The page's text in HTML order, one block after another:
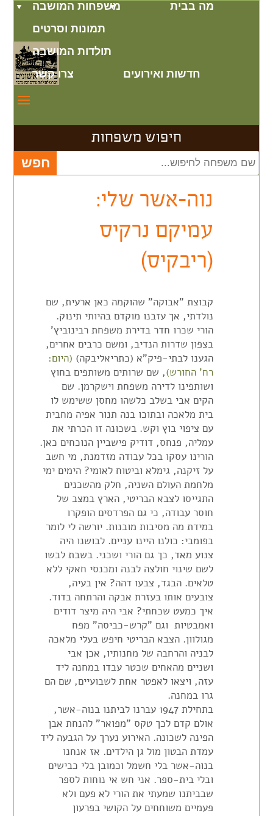
מה בבית
משפחות המושבה
תמונות וסרטים
תולדות המושבה
חדשות ואירועים
צרו קשר
חיפוש משפחות
נוה-אשר שלי:
עמיקם נרקיס
(ריבקיס)
קבוצת "אבוקה" שהוקמה כאן ארעית, שם
נולדתי, אך עזבנו מוקדם בהיותי תינוק.
הורי שכרו חדר בדירת משפחת רבינוביץ'
בצפון שדרות הנדיב, ומשם כרבים אחרים,
הגענו לבתי-פיק"א (כתריאליבקה) (היום:
רח' החורש), שם שרותים משותפים בחוץ
ושותפינו לדירה משפחת וישקרמן. שם
הקים אבי בשלב כלשהו מחסן ששימש לו
בית מלאכה ובתוכו בנה תנור אפיה מחבית
עם ציפוי בוץ וקש. בשכונה זו הכרתי את
עמליה, פנחס, דודיק פישביין הנוכחים כאן.
הורינו עסקו בכל עבודה מזדמנת, מי חשב
על זיקנה, גימלא וביטוח לאומי? הימים ימי
מלחמת העולם השניה, חלק מהשכנים
התגייסו לצבא הבריטי, הארץ במצב של
חוסר עבודה, כי גם הפרדסים הופקרו
במידת מה מסיבות מובנות. יורשה לי לומר
בפומבי: כולנו היינו עניים. לבושנו היה
צנוע מאד, כך גם הורי ושכני. בשבת לבשו
לשם שינוי חולצה לבנה ומכנסי חאקי ללא
טלאים. הבגד, צבעו דהה? אין בעיה,
צובעים אותו בעזרת אבקה והרתחה בדוד.
איך כמעט שכחתי? אבי היה מיצר דודים
ואמבטיות וגם "קרש-כביסה" מפח
מגולוון. הצבא הבריטי חיפש בעלי מלאכה
לבניה והרחבה של מחנותיו, אכן אבי
ושניים מהאחים שכטר עבדו במחנה ליד
עזה, ויצאו לאפטר אחת לשבועיים, שם הם
גרו במחנה.
בתחילת 1947 עברנו לביתנו בנוה-אשר,
אולם קדם לכך טקס "מפואר" להנחת אבן
הפינה לשכונה. האירוע נערך על הגבעה ליד
עמדת הבטון מול גן הילדים. אז אנחנו
בנוה-אשר בלי חשמל וכמובן בלי כבישים
ובלי בית-ספר. אני חש אי נוחות לספר
שבביתנו שמעתי את הורי לא פעם ולא
פעמיים משוחחים על הקושי בפרעון